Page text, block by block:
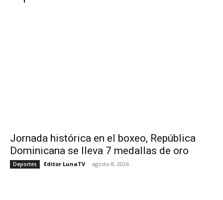
Jornada histórica en el boxeo, República
Dominicana se lleva 7 medallas de oro
Deportes Editor LunaTV - agosto 8, 2026